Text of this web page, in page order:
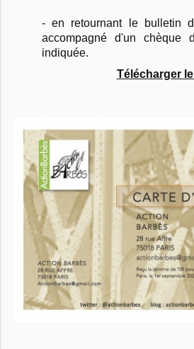
- en retournant le bulletin
accompagné d'un
indiquée.
Télécharger